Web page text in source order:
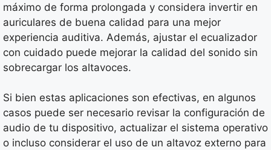
máximo de forma prolongada y considera invertir en
auriculares de buena calidad para una mejor
experiencia auditiva. Además, ajustar el ecualizador
con cuidado puede mejorar la calidad del sonido sin
sobrecargar los altavoces.
Si bien estas aplicaciones son efectivas, en algunos
casos puede ser necesario revisar la configuración de
audio de tu dispositivo, actualizar el sistema operativo
o incluso considerar el uso de un altavoz externo para